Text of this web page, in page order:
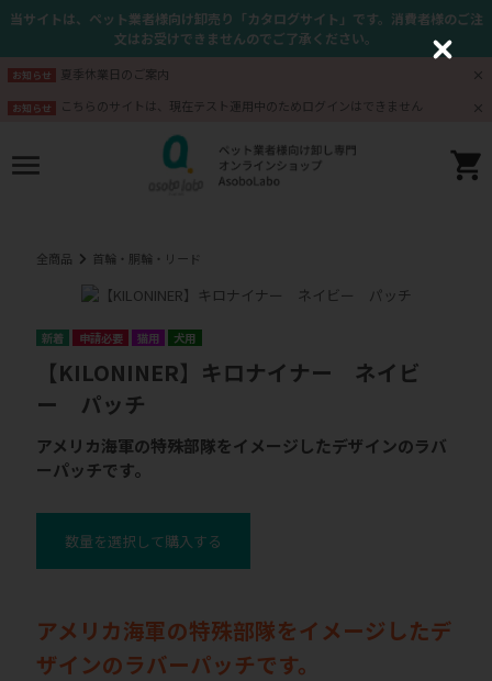
当サイトは、ペット業者様向け卸売り「カタログサイト」です。消費者様のご注
文はお受けできませんのでご了承ください。
お知らせ 夏季休業日のご案内
お知らせ こちらのサイトは、現在テスト運用中のためログインはできません
全商品 首輪・胴輪・リード
申請必要 猫用 犬用
【KILONINER】キロナイナー ネイビ
ー パッチ
アメリカ海軍の特殊部隊をイメージしたデザインのラバ
ーパッチです。
数量を選択して購入する
アメリカ海軍の特殊部隊をイメージしたデ
ザインのラバーパッチです。
C